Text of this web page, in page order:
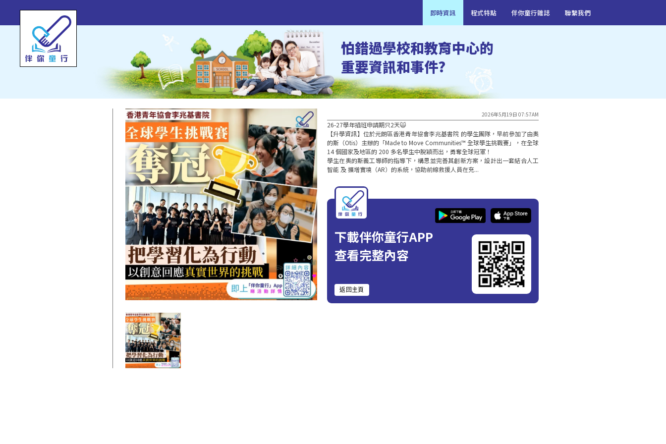
即時資訊 程式特點 伴你童行雜誌 聯繫我們
怕錯過學校和教育中心的
重要資訊和事件?
2026年5月19日 07:57AM
26-27學年插班申請期只2天🙀
【升學資訊】位於元朗區香港青年協會李兆基書院 的學生團隊，早前參加了由奧
的斯（Otis）主辦的「Made to Move Communities™ 全球學生挑戰賽」，在全球
14 個國家及地區的 200 多名學生中脫穎而出，勇奪全球冠軍！
學生在奧的斯義工導師的指導下，構思並完善其創新方案，設計出一套結合人工
智能 及 擴增實境（AR）的系統，協助前線救援人員在充...
下載伴你童行APP
查看完整內容
返回主頁